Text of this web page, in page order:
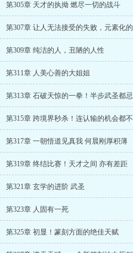
第305章 天才的执拗 燃尽一切的战斗
第307章 让人无法接受的失败，元素化的
第309章 纯洁的人，丑陋的人性
第311章 人美心善的大姐姐
第313章 石破天惊的一拳！半步武圣都忌
第315章 跨境界秒杀！连认输的机会都不
第317章 一朝悟道见真我 何晨刚厚积薄
第319章 终结比赛！天才之间 亦有差距
第321章 玄学的进阶 武圣
第323章 人固有一死
第325章 初显！篆刻方面的绝佳天赋